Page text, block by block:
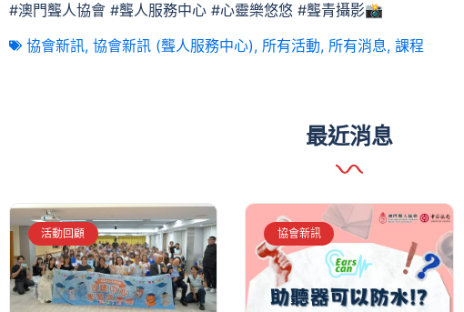
#澳門聾人協會 #聾人服務中心 #心靈樂悠悠 #聾青攝影📸
協會新訊, 協會新訊 (聾人服務中心), 所有活動, 所有消息, 課程
最近消息
活動回顧 協會新訊